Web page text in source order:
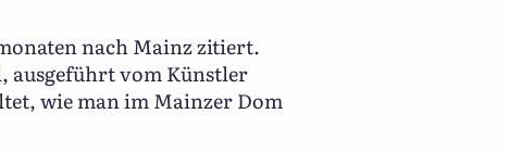
nach Mainz zitiert.
ausgeführt vom Künstler
wie man im Mainzer Dom